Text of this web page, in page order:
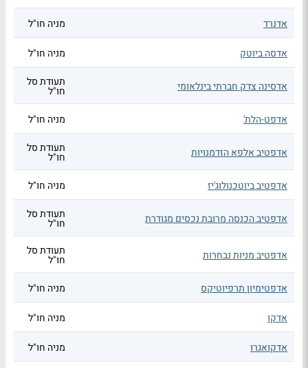
אדנרד מניה חו"ל
אדסה ביוטק מניה חו"ל
אדסינה צדק חברתי בינלאומי תעודת סל
חו"ל
אדפט-הלת'
מניה חו"ל
אדפטיב אלפא הזדמנויות תעודת סל
חו"ל
אדפטיב ביוטכנולוג'יז
מניה חו"ל
אדפטיב הכנסה מרובת נכסים מגודרת תעודת סל
חו"ל
אדפטיב מניות נבחרות תעודת סל
חו"ל
אדפטימיון תרפיוטיקס
מניה חו"ל
אדקו מניה חו"ל
אדקואגרו מניה חו"ל